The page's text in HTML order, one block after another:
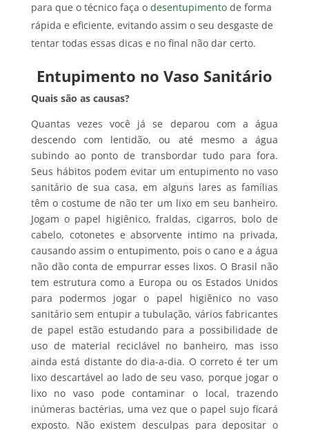
para que o técnico faça o desentupimento de forma
rápida e eficiente, evitando assim o seu desgaste de
tentar todas essas dicas e no final não dar certo.
Entupimento no Vaso Sanitário
Quais são as causas?
Quantas vezes você já se deparou com a água
descendo com lentidão, ou até mesmo a água
subindo ao ponto de transbordar tudo para fora.
Seus hábitos podem evitar um entupimento no vaso
sanitário de sua casa, em alguns lares as famílias
têm o costume de não ter um lixo em seu banheiro.
Jogam o papel higiênico, fraldas, cigarros, bolo de
cabelo, cotonetes e absorvente intimo na privada,
causando assim o entupimento, pois o cano e a água
não dão conta de empurrar esses lixos. O Brasil não
tem estrutura como a Europa ou os Estados Unidos
para podermos jogar o papel higiênico no vaso
sanitário sem entupir a tubulação, vários fabricantes
de papel estão estudando para a possibilidade de
uso de material reciclável no banheiro, mas isso
ainda está distante do dia-a-dia. O correto é ter um
lixo descartável ao lado de seu vaso, porque jogar o
lixo no vaso pode contaminar o local, trazendo
inúmeras bactérias, uma vez que o papel sujo ficará
exposto. Não existem desculpas para depositar o